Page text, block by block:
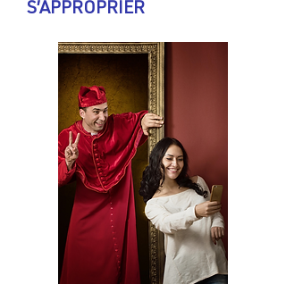
S’APPROPRIER